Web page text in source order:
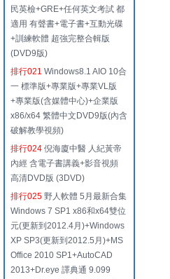
民英檢+GRE+任何英文考試 都
適用 有聲書+電子書+互動光碟
+訓練軟體 超強完整合輯版
(DVD9版)
排行021 Windows8.1 AIO 10合
一 標準版+專業版+專業VL版
+專業版(含媒體中心)+企業版
x86/x64 繁體中文DVD9版(內含
破解教學視頻)
排行024 倪海廈中醫 人紀黃帝
內經 含電子書講義+影音視頻
高清DVD版 (3DVD)
排行025 野人軟體 5月最新合集
Windows 7 SP1 x86和x64雙位
元(更新到2012.4月)+Windows
XP SP3(更新到2012.5月)+MS
Office 2010 SP1+AutoCAD
2013+Dr.eye 譯典通 9.099